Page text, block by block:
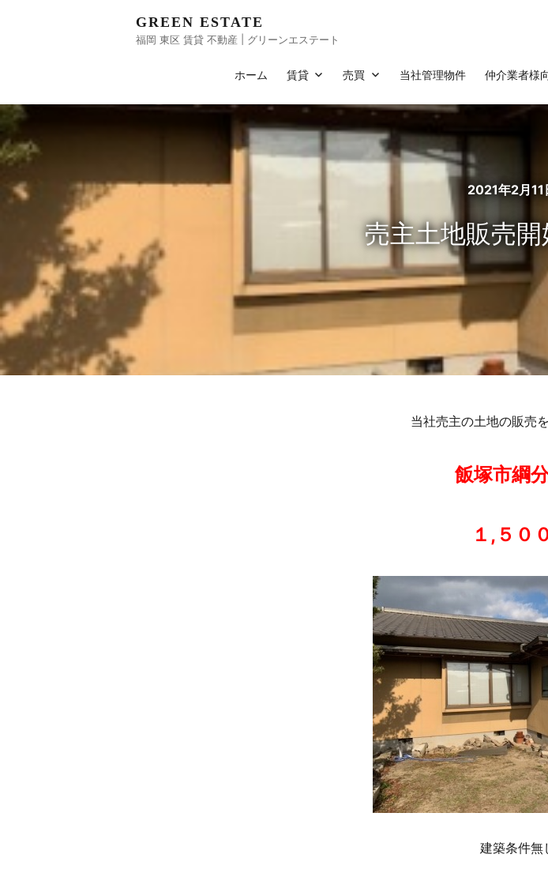
GREEN ESTATE
福岡 東区 賃貸 不動産 | グリーンエステート
ホーム 賃貸 売買 当社管理物件 仲介業者様
お知らせ 売主土地販売開始しました！
2021年2月11
売主土地販売
当社売主の土地の販売
飯塚市綱
１,５０
建築条件無